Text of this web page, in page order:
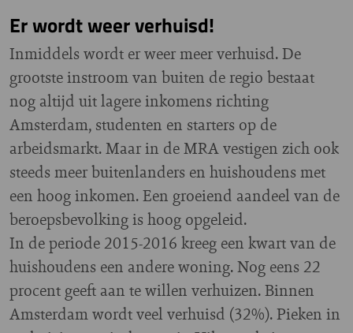
Er wordt weer verhuisd!
Inmiddels wordt er weer meer verhuisd. De
grootste instroom van buiten de regio bestaat
nog altijd uit lagere inkomens richting
Amsterdam, studenten en starters op de
arbeidsmarkt. Maar in de MRA vestigen zich ook
steeds meer buitenlanders en huishoudens met
een hoog inkomen. Een groeiend aandeel van de
beroepsbevolking is hoog opgeleid.
In de periode 2015-2016 kreeg een kwart van de
huishoudens een andere woning. Nog eens 22
procent geeft aan te willen verhuizen. Binnen
Amsterdam wordt veel verhuisd (32%). Pieken in